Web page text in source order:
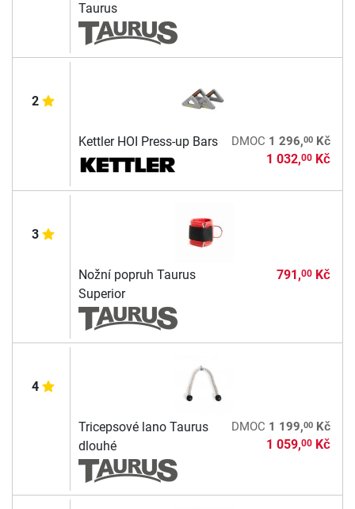
Taurus
2
Kettler HOI Press-up Bars DMOC 1 296,00Kč
1 032,00Kč
3
Nožní popruh Taurus
Superior
791,00Kč
4
Tricepsové lano Taurus
dlouhé
DMOC 1 199,00Kč
1 059,00Kč